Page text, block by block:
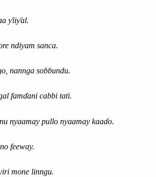
ƴiiƴal.
ndiyam sanca.
nannga soɓɓundu.
famɗani cabbi tati.
nyaamay pullo nyaamay kaaɗo.
feeway.
mone linngu.